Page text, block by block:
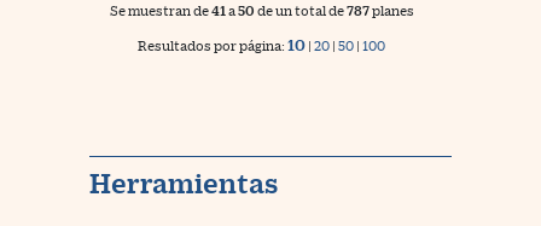
Se muestran de41 a50 de un total de787planes
Resultados por página: 10 | 20 | 50 | 100
Herramientas